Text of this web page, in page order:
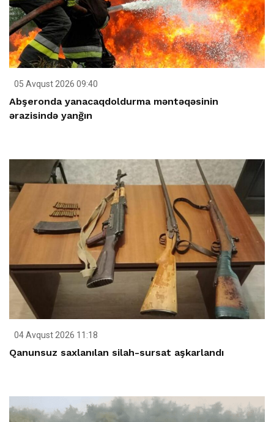
05 Avqust 2026 09:40
Abşeronda yanacaqdoldurma məntəqəsinin
ərazisində yanğın
04 Avqust 2026 11:18
Qanunsuz saxlanılan silah-sursat aşkarlandı